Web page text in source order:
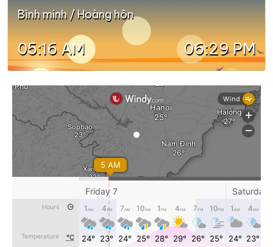
Bình minh / Hoàng hôn
05:16 AM 06:29 PM